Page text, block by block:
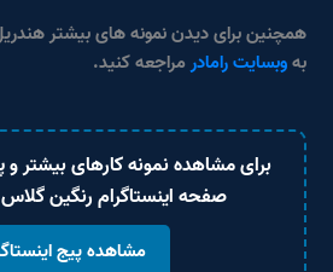
همچنین برای دیدن نمونه های بیشتر
بهوبسایت رامادرمراجعه کنید.
برای مشاهده نمونه کارهای بیشتر و
صفحه اینستاگرام رنگین گلاس
مشاهده پیج